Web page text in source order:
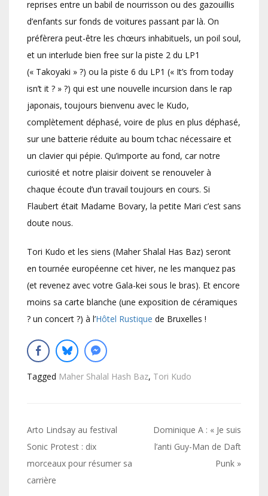
reprises entre un babil de nourrisson ou des gazouillis
d’enfants sur fonds de voitures passant par là. On
préfèrera peut-être les chœurs inhabituels, un poil soul,
et un interlude bien free sur la piste 2 du LP1
(« Takoyaki » ?) ou la piste 6 du LP1 (« It’s from today
isn’t it ? » ?) qui est une nouvelle incursion dans le rap
japonais, toujours bienvenu avec le Kudo,
complètement déphasé, voire de plus en plus déphasé,
sur une batterie réduite au boum tchac nécessaire et
un clavier qui pépie. Qu’importe au fond, car notre
curiosité et notre plaisir doivent se renouveler à
chaque écoute d’un travail toujours en cours. Si
Flaubert était Madame Bovary, la petite Mari c’est sans
doute nous.
Tori Kudo et les siens (Maher Shalal Has Baz) seront
en tournée européenne cet hiver, ne les manquez pas
(et revenez avec votre Gala-kei sous le bras). Et encore
moins sa carte blanche (une exposition de céramiques
? un concert ?) à l’Hôtel Rustique de Bruxelles !
Tagged Maher Shalal Hash Baz, Tori Kudo
Navigation
de
l’article
Arto Lindsay au festival
Sonic Protest : dix
morceaux pour résumer sa
carrière
Dominique A : « Je suis
l’anti Guy-Man de Daft
Punk »